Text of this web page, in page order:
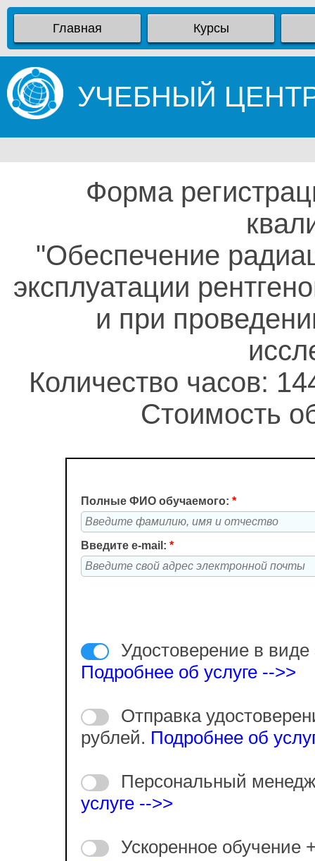
Главная Курсы
УЧЕБНЫЙ
Форма
"Обеспечение
эксплуатации
и при
Количество часов:
Стоимость
Полные ФИО обучаемого: *
Введите e-mail: *
Удостоверение в виде
Подробнее об услуге -->>
Отправка
рублей. Подробнее об
Персональный
услуге -->>
Ускоренное обучение